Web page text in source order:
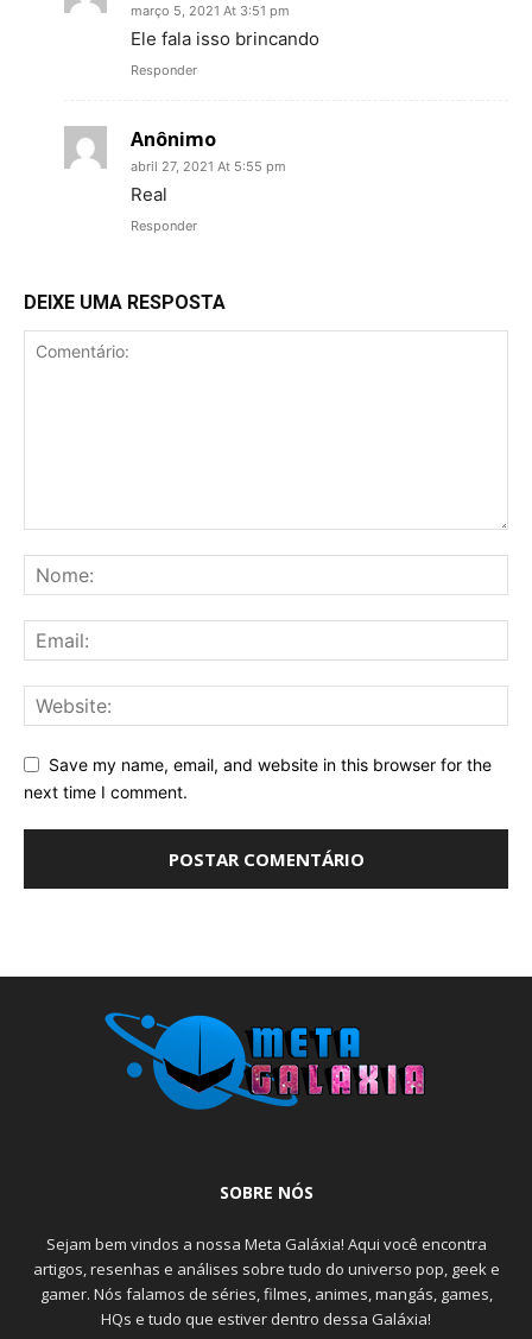
março 5, 2021 At 3:51 pm
Ele fala isso brincando
Responder
Anônimo
abril 27, 2021 At 5:55 pm
Real
Responder
DEIXE UMA RESPOSTA
Save my name, email, and website in this browser for the
next time I comment.
SOBRE NÓS
Sejam bem vindos a nossa Meta Galáxia! Aqui você encontra
artigos, resenhas e análises sobre tudo do universo pop, geek e
gamer. Nós falamos de séries, filmes, animes, mangás, games,
HQs e tudo que estiver dentro dessa Galáxia!